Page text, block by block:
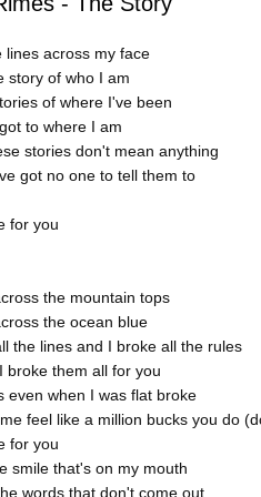
lines across my face
story of who I am
of where I've been
to where I am
stories don't mean anything
got no one to tell them to
for you
the mountain tops
the ocean blue
the lines and I broke all the rules
broke them all for you
even when I was flat broke
feel like a million bucks you do
for you
smile that's on my mouth
words that don't come out